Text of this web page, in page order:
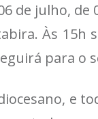
de julho,
Às
para o
e